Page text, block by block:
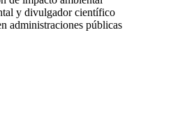
y divulgador científico
administraciones públicas